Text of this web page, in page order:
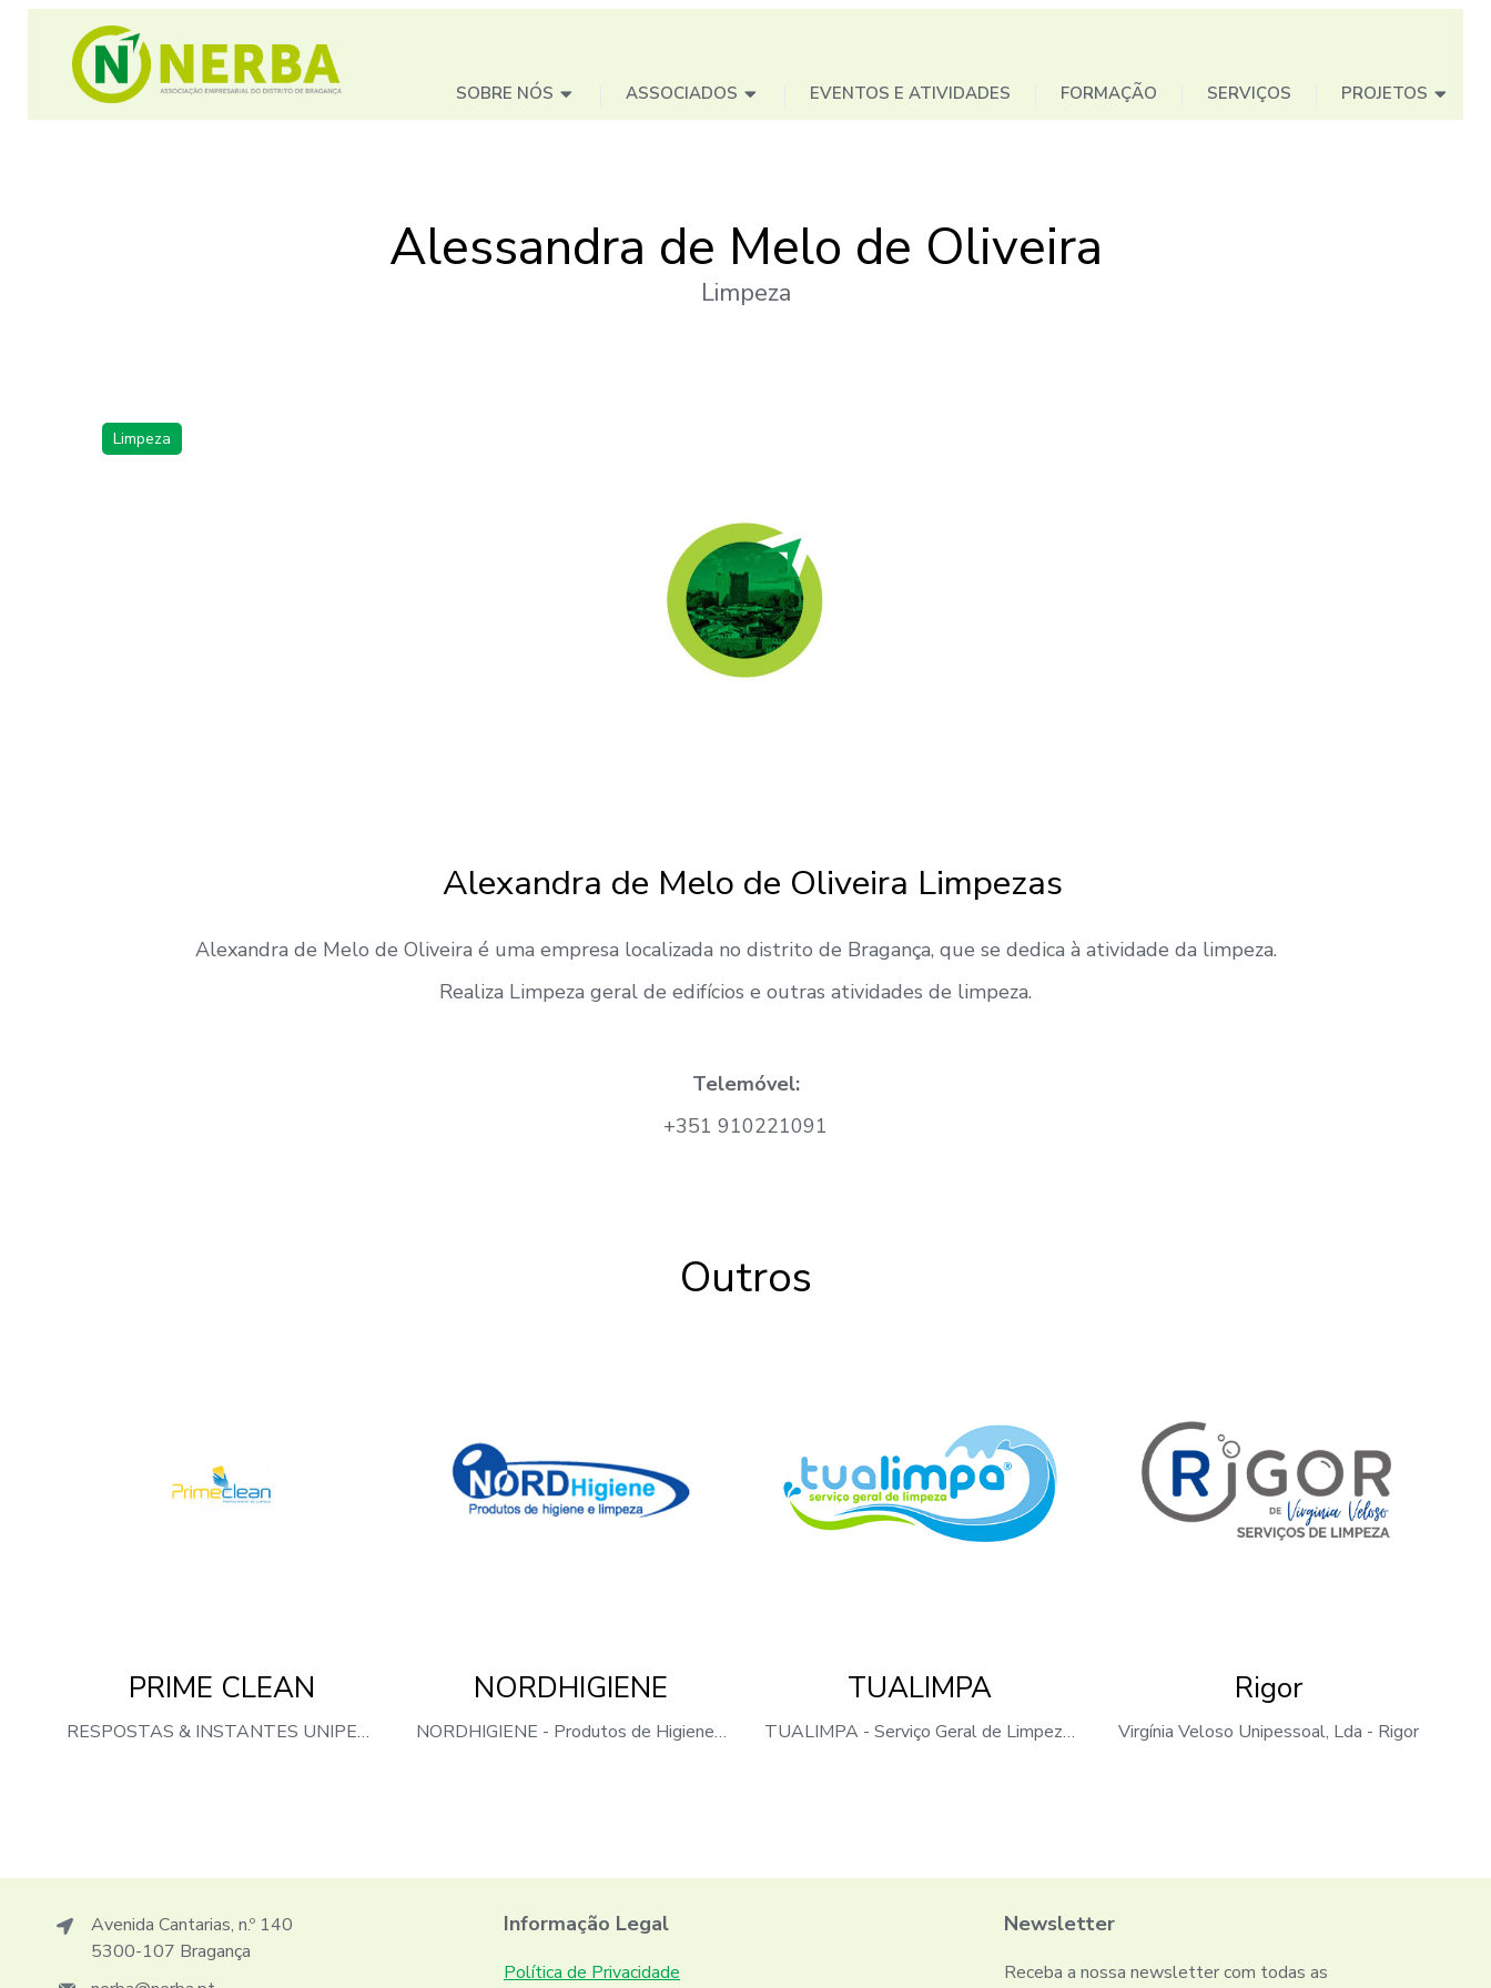
SOBRE NÓS ASSOCIADOS EVENTOS E ATIVIDADES FORMAÇÃO SERVIÇOS PROJETOS
Alessandra de Melo de Oliveira
Limpeza
Limpeza
Alexandra de Melo de Oliveira Limpezas
Alexandra de Melo de Oliveira é uma empresa localizada no distrito de Bragança, que se dedica à atividade da limpeza.
Realiza Limpeza geral de edifícios e outras atividades de limpeza.
Telemóvel:
+351 910221091
Outros
PRIME CLEAN
RESPOSTAS & INSTANTES UNIPESSOAL LDA
NORDHIGIENE
NORDHIGIENE - Produtos de Higiene e Limpeza, Lda
TUALIMPA
TUALIMPA - Serviço Geral de Limpeza, Lda
Rigor
Virgínia Veloso Unipessoal, Lda - Rigor
Avenida Cantarias, n.º 140
5300-107 Bragança
Informação Legal
Política de Privacidade
Newsletter
Receba a nossa newsletter com todas as